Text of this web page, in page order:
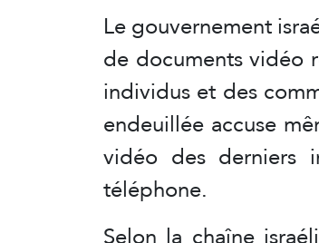
Le gouvernement
de documents vidéo
individus et des
endeuillée accuse
vidéo des derniers
téléphone.